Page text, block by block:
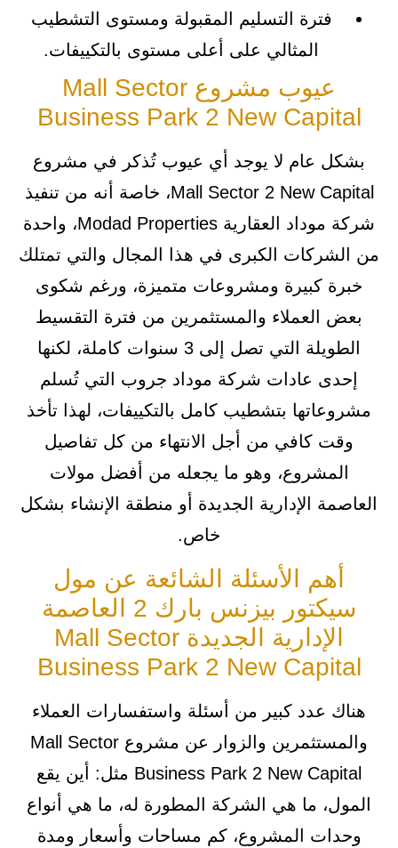
فترة التسليم المقبولة ومستوى التشطيب
المثالي على أعلى مستوى بالتكييفات.
عيوب مشروع Mall Sector
Business Park 2 New Capital
بشكل عام لا يوجد أي عيوب تُذكر في مشروع
Mall Sector 2 New Capital، خاصة أنه من تنفيذ
شركة موداد العقارية Modad Properties، واحدة
من الشركات الكبرى في هذا المجال والتي تمتلك
خبرة كبيرة ومشروعات متميزة، ورغم شكوى
بعض العملاء والمستثمرين من فترة التقسيط
الطويلة التي تصل إلى 3 سنوات كاملة، لكنها
إحدى عادات شركة موداد جروب التي تُسلم
مشروعاتها بتشطيب كامل بالتكييفات، لهذا تأخذ
وقت كافي من أجل الانتهاء من كل تفاصيل
المشروع، وهو ما يجعله من أفضل مولات
العاصمة الإدارية الجديدة أو منطقة الإنشاء بشكل
خاص.
أهم الأسئلة الشائعة عن مول
سيكتور بيزنس بارك 2 العاصمة
الإدارية الجديدة Mall Sector
Business Park 2 New Capital
هناك عدد كبير من أسئلة واستفسارات العملاء
والمستثمرين والزوار عن مشروع Mall Sector
Business Park 2 New Capital مثل: أين يقع
المول، ما هي الشركة المطورة له، ما هي أنواع
وحدات المشروع، كم مساحات وأسعار ومدة